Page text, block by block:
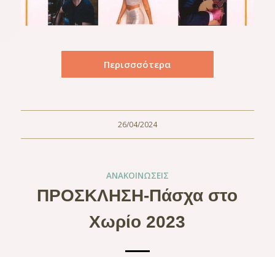
Περισσσότερα
26/04/2024
ΑΝΑΚΟΙΝΏΣΕΙΣ
ΠΡΟΣΚΛΗΣΗ-Πάσχα στο
Χωρίο 2023